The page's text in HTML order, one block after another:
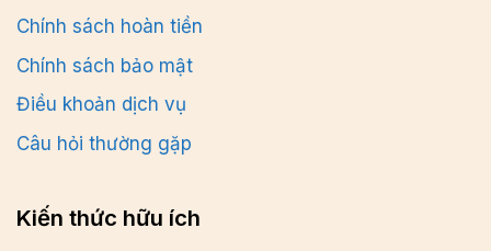
Chính sách hoàn tiền
Chính sách bảo mật
Điều khoản dịch vụ
Câu hỏi thường gặp
Kiến thức hữu ích